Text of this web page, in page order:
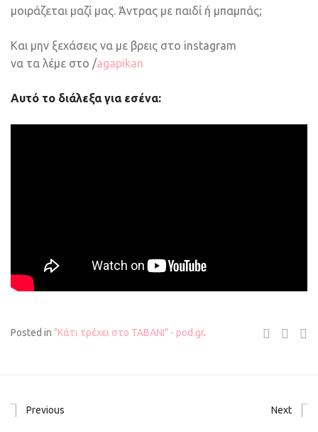
μοιράζεται μαζί μας. Άντρας με παιδί ή μπαμπάς;
Και μην ξεχάσεις να με βρεις στο instagram
να τα λέμε στο /agapikan
Αυτό το διάλεξα για εσένα:
Posted in "Κάτι τρέχει στο ΤΑΒΑΝΙ" - pod.gr.
Previous Next